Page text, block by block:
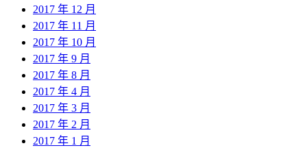
2017 年 12 月
2017 年 11 月
2017 年 10 月
2017 年 9 月
2017 年 8 月
2017 年 4 月
2017 年 3 月
2017 年 2 月
2017 年 1 月